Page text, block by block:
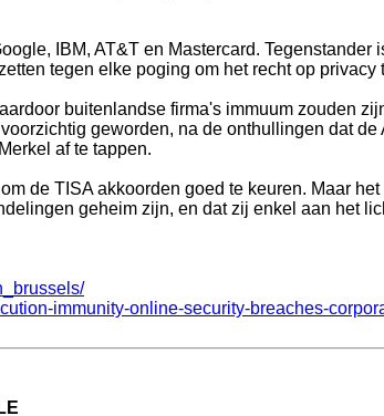
IBM, AT&T en Mastercard. Tegenstander
tegen elke poging om het recht op privacy
buitenlandse firma's immuum zouden
geworden, na de onthullingen dat de
af te tappen.
de TISA akkoorden goed te keuren. Maar
geheim zijn, en dat zij enkel aan het
immunity-online-security-breaches-